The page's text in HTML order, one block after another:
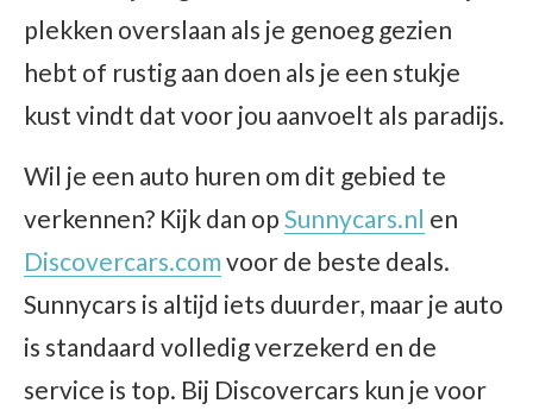
plekken overslaan als je genoeg gezien
hebt of rustig aan doen als je een stukje
kust vindt dat voor jou aanvoelt als paradijs.
Wil je een auto huren om dit gebied te
verkennen? Kijk dan op Sunnycars.nl en
Discovercars.com voor de beste deals.
Sunnycars is altijd iets duurder, maar je auto
is standaard volledig verzekerd en de
service is top. Bij Discovercars kun je voor